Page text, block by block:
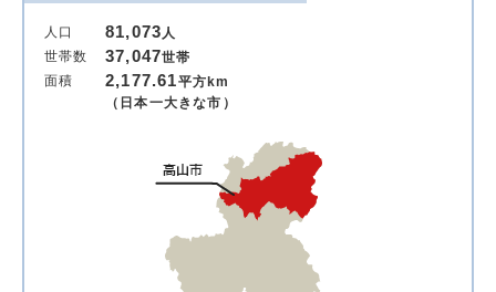
人口 81,073人
世帯数
37,047世帯
面積
2,177.61平方km
（日本一大きな市）